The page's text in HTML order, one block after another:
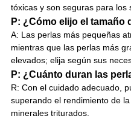
tóxicas y son seguras para los
P: ¿Cómo elijo el tamaño
A: Las perlas más pequeñas
mientras que las perlas más
elevados; elija según sus
P: ¿Cuánto duran las
R: Con el cuidado adecuado,
superando el rendimiento de
minerales triturados.